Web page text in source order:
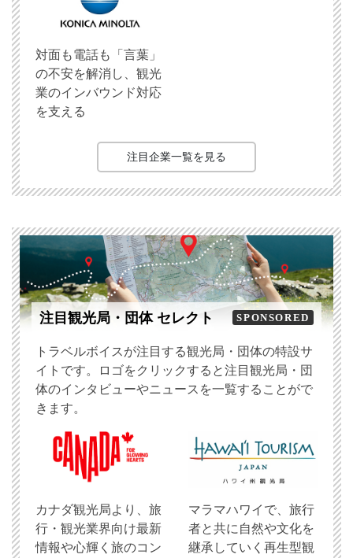
対面も電話も「言葉」
の不安を解消し、観光
業のインバウンド対応
を支える
注目企業一覧を見る
注目観光局・団体 セレクト SPONSORED
トラベルボイスが注目する観光局・団体の特設サ
イトです。ロゴをクリックすると注目観光局・団
体のインタビューやニュースを一覧することがで
きます。
​カナダ観光局より、旅
行・観光業界向け最新
情報や心輝く旅のコン
マラマハワイで、旅行
者と共に自然や文化を
継承していく再生型観